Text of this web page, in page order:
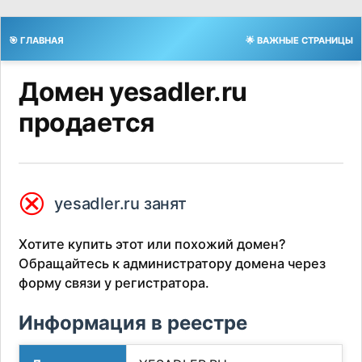
🎯 ГЛАВНАЯ 🌟 ВАЖНЫЕ СТРАНИЦЫ
Домен yesadler.ru
продается
⮿ yesadler.ru занят
Хотите купить этот или похожий домен?
Обращайтесь к администратору домена через
форму связи у регистратора.
Информация в реестре